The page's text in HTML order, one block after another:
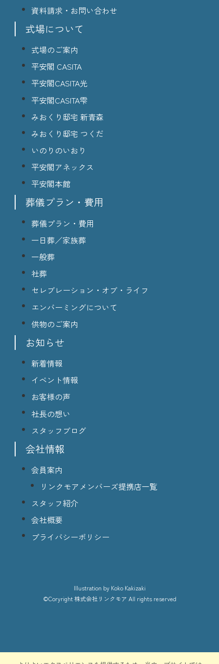
資料請求・お問い合わせ
式場について
式場のご案内
平安閣 CASITA
平安閣CASITA光
平安閣CASITA雫
みおくり邸宅 新青森
みおくり邸宅 つくだ
いのりのいおり
平安閣アネックス
平安閣本館
葬儀プラン・費用
葬儀プラン・費用
一日葬／家族葬
一般葬
社葬
セレブレーション・オブ・ライフ
エンバーミングについて
供物のご案内
お知らせ
新着情報
イベント情報
お客様の声
社長の想い
スタッフブログ
会社情報
会員案内
リンクモアメンバーズ提携店一覧
スタッフ紹介
会社概要
プライバシーポリシー
lllustration by Koko Kakizaki
©Coryright 株式会社リンクモア All rights reserved